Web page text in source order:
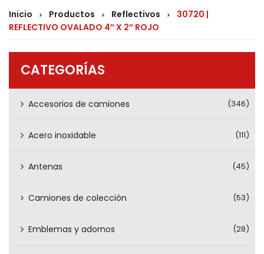
INICIO
QUIENES SOMOS
Inicio > Productos > Reflectivos >
30720 |
REFLECTIVO OVALADO 4″ X 2″ ROJO
CATEGORÍAS
Accesorios de camiones (346)
Acero inoxidable (111)
Antenas (45)
Camiones de colección (53)
Emblemas y adornos (28)